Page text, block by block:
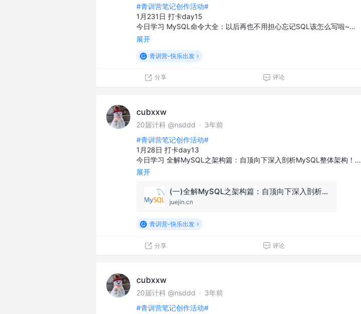
#青训营笔记创作活动#
1月231日 打卡day15
今日学习 MySQL命令大全：以后再也不用担心忘记SQL该怎么写啦~…
展开
青训营-快乐出发
分享 评论
cubxxw
20届计科 @nsddd · 3年前
#青训营笔记创作活动#
1月28日 打卡day13
今日学习 全解MySQL之架构篇：自顶向下深入剖析MySQL整体架构！…
展开
(一)全解MySQL之架构篇：自顶向下深入剖析MySQL整体架构！
juejin.cn
青训营-快乐出发
分享 评论
cubxxw
20届计科 @nsddd · 3年前
#青训营笔记创作活动#